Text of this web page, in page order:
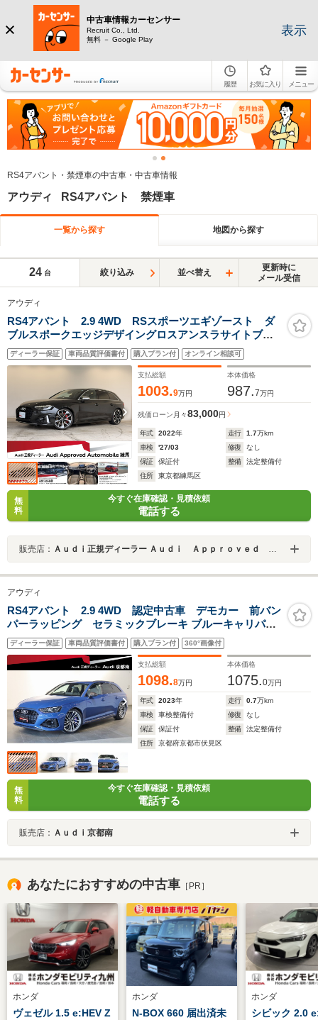
中古車情報カーセンサー
Recruit Co., Ltd.
無料 － Google Play
表示
履歴 お気に入り メニュー
RS4アバント・禁煙車の中古車・中古車情報
アウディ RS4アバント 禁煙車
一覧から探す 地図から探す
24 台 絞り込み 並べ替え
更新時に
メール受信
アウディ
RS4アバント 2.9 4WD RSスポーツエギゾースト ダ
ブルスポークエッジデザイングロスアンスラサイトブラ
ックAW レッドキャリパー TVチューナー サラウンド
ビューカメラ スマートフォンワイヤレスチャージン
ディーラー保証 車両品質評価書付 購入プラン付 オンライン相談可
支払総額
1003.9万円
本体価格
987.7万円
残価ローン 月々83,000円
年式 2022年 走行 1.7万km
車検
'27/03 修復
なし
保証
保証付 整備
法定整備付
住所
東京都練馬区
無
料
今すぐ在庫確認・見積依頼
電話する
販売店： Ａｕｄｉ正規ディーラー Ａｕｄｉ Ａｐｐｒｏｖｅｄ Ａｕｔｏｍｏｂｉｌｅ練馬
アウディ
RS4アバント 2.9 4WD 認定中古車 デモカー 前バン
パーラッピング セラミックブレーキ ブルーキャリパー
カーボンスタイリングPKG パノラマSR RSスポーツエキ
ゾースト TVチューナー ヘッドアップディスプレイ プラ
イバシーガラス
ディーラー保証 車両品質評価書付 購入プラン付 360°画像付
支払総額
1098.8万円
本体価格
1075.0万円
年式 2023年 走行 0.7万km
車検
車検整備付 修復
なし
保証
保証付 整備
法定整備付
住所
京都府京都市伏見区
無
料
今すぐ在庫確認・見積依頼
電話する
販売店： Ａｕｄｉ京都南
あなたにおすすめの中古車 ［PR］
ホンダ
ヴェゼル 1.5 e:HEV Z
ホンダ
N-BOX 660 届出済未
ホンダ
シビック 2.0